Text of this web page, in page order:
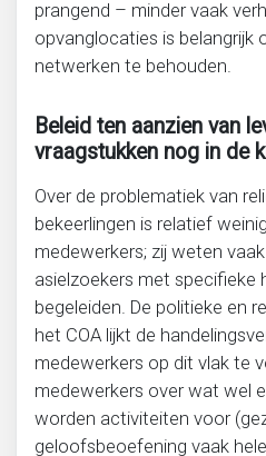
prangend – minder vaak
opvanglocaties is belangrijk
netwerken te behouden.
Beleid ten aanzien van
vraagstukken nog in de
Over de problematiek van
bekeerlingen is relatief
medewerkers; zij weten
asielzoekers met specifieke
begeleiden. De politieke en
het COA lijkt de
medewerkers op dit vlak te
medewerkers over wat wel
worden activiteiten voor
geloofsbeoefening vaak